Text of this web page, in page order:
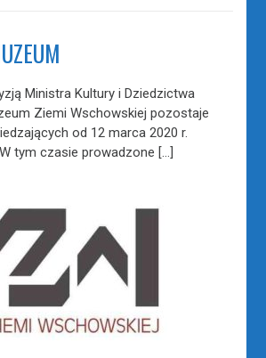
Ministra Kultury i Dziedzictwa
Ziemi Wschowskiej pozostaje
od 12 marca 2020 r.
tym czasie prowadzone […]